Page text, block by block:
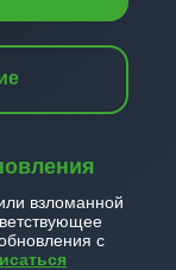
взломанной
с